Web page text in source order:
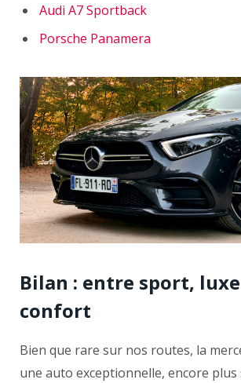
Audi A7 Sportback
Porsche Panamera
Bilan : entre sport,
confort
Bien que rare sur nos routes, la
une auto exceptionnelle, encore